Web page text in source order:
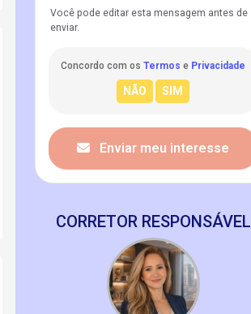
Você pode editar esta mensagem antes de
enviar.
Concordo com os Termos e Privacidade
Enviar meu interesse
CORRETOR RESPONSÁVEL